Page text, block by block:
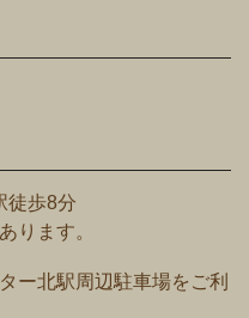
徒歩8分
ります。
ー北駅周辺駐車場をご利